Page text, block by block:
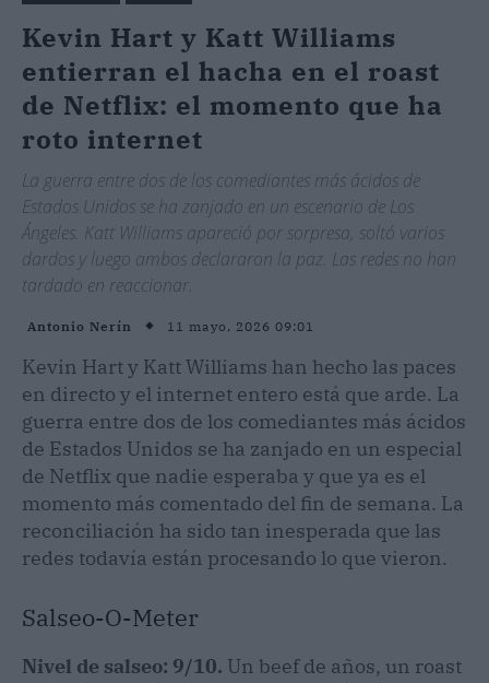
Kevin Hart y Katt Williams
entierran el hacha en el roast
de Netflix: el momento que ha
roto internet
La guerra entre dos de los comediantes más ácidos de
Estados Unidos se ha zanjado en un escenario de Los
Ángeles. Katt Williams apareció por sorpresa, soltó varios
dardos y luego ambos declararon la paz. Las redes no han
tardado en reaccionar.
Antonio Nerín 11 mayo, 2026 09:01
Kevin Hart y Katt Williams han hecho las paces
en directo y el internet entero está que arde. La
guerra entre dos de los comediantes más ácidos
de Estados Unidos se ha zanjado en un especial
de Netflix que nadie esperaba y que ya es el
momento más comentado del fin de semana. La
reconciliación ha sido tan inesperada que las
redes todavía están procesando lo que vieron.
Salseo-O-Meter
Nivel de salseo: 9/10. Un beef de años, un roast